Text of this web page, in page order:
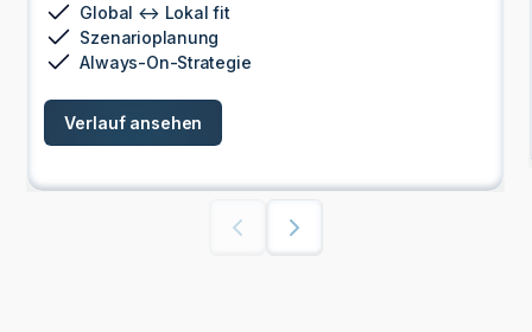
Global ↔ Lokal fit
Szenarioplanung
Always-On-Strategie
Verlauf ansehen